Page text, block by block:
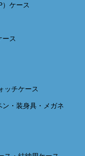
）ケース
ース
ッチケース
・装身具・メガネ